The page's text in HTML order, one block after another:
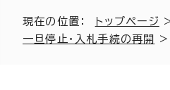
現在の位置： トップページ
一旦停止・入札手続の再開
>